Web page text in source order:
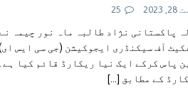
25
پاکستانی نژاد طالبہ ماہ نور چیمہ
پاس کرکے ایک نیا ریکارڈ قائم کیا
کے مطابق […]